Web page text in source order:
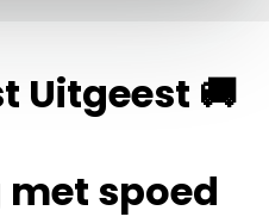
Uitgeest 🚚
spoed